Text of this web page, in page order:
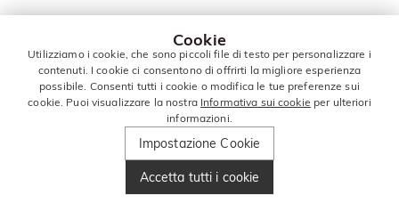
Cookie
Utilizziamo i cookie, che sono piccoli file di testo per personalizzare i
contenuti. I cookie ci consentono di offrirti la migliore esperienza
possibile. Consenti tutti i cookie o modifica le tue preferenze sui
cookie. Puoi visualizzare la nostra Informativa sui cookie per ulteriori
informazioni.
Impostazione Cookie
Accetta tutti i cookie